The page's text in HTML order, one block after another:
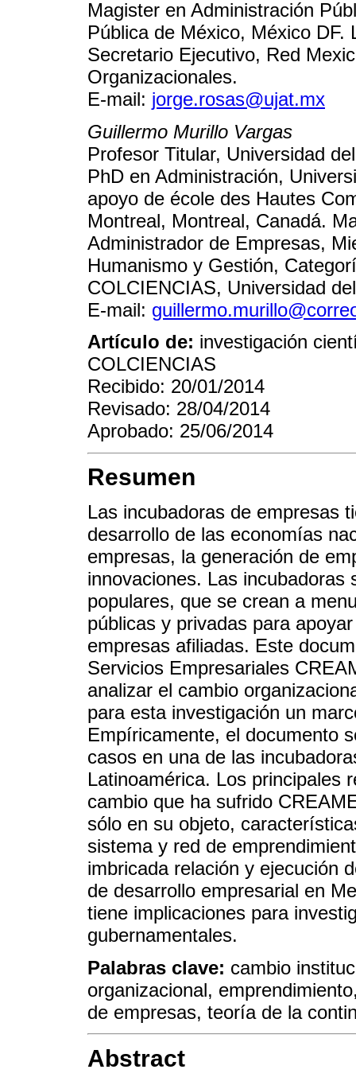
Magister en Administración
Pública de México, México DF.
Secretario Ejecutivo, Red
Organizacionales.
E-mail: jorge.rosas@ujat.mx
Guillermo Murillo Vargas
Profesor Titular, Universidad
PhD en Administración,
apoyo de école des Hautes
Montreal, Montreal, Canadá.
Administrador de Empresas,
Humanismo y Gestión,
COLCIENCIAS, Universidad
E-mail:
Artículo de: investigación
COLCIENCIAS
Recibido: 20/01/2014
Revisado: 28/04/2014
Aprobado: 25/06/2014
Resumen
Las incubadoras de empresas
desarrollo de las economías
empresas, la generación de
innovaciones. Las
populares, que se crean a
públicas y privadas para
empresas afiliadas. Este
Servicios Empresariales
analizar el cambio
para esta investigación un
Empíricamente, el documento
casos en una de las
Latinoamérica. Los principales
cambio que ha sufrido
sólo en su objeto,
sistema y red de
imbricada relación y ejecución
de desarrollo empresarial en
tiene implicaciones para
gubernamentales.
Palabras clave: cambio
organizacional,
de empresas, teoría de la
Abstract